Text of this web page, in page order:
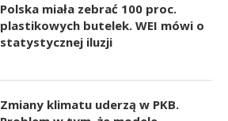
Polska miała zebrać 100 proc.
plastikowych butelek. WEI mówi o
statystycznej iluzji
Zmiany klimatu uderzą w PKB.